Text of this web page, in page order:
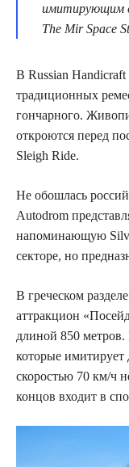
имитирующим
The Mir Space
В Russian
традиционных
гончарного.
откроются перед
Sleigh Ride.
Не обошлась
Autodrom
напоминающую
секторе, но
В греческом
аттракцион
длиной 850
которые имитирует
скоростью 70 км/ч
концов входит в